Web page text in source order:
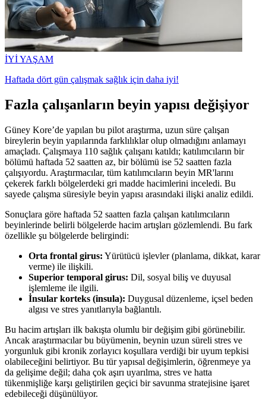
İYİ YAŞAM
Haftada dört gün çalışmak sağlık için daha iyi!
Fazla çalışanların beyin yapısı değişiyor
Güney Kore’de yapılan bu pilot araştırma, uzun süre çalışan
bireylerin beyin yapılarında farklılıklar olup olmadığını anlamayı
amaçladı. Çalışmaya 110 sağlık çalışanı katıldı; katılımcıların bir
bölümü haftada 52 saatten az, bir bölümü ise 52 saatten fazla
çalışıyordu. Araştırmacılar, tüm katılımcıların beyin MR'larını
çekerek farklı bölgelerdeki gri madde hacimlerini inceledi. Bu
sayede çalışma süresiyle beyin yapısı arasındaki ilişki analiz edildi.
Sonuçlara göre haftada 52 saatten fazla çalışan katılımcıların
beyinlerinde belirli bölgelerde hacim artışları gözlemlendi. Bu fark
özellikle şu bölgelerde belirgindi:
Orta frontal girus: Yürütücü işlevler (planlama, dikkat, karar
verme) ile ilişkili.
Superior temporal girus: Dil, sosyal biliş ve duyusal
işlemleme ile ilgili.
İnsular korteks (insula): Duygusal düzenleme, içsel beden
algısı ve stres yanıtlarıyla bağlantılı.
Bu hacim artışları ilk bakışta olumlu bir değişim gibi görünebilir.
Ancak araştırmacılar bu büyümenin, beynin uzun süreli stres ve
yorgunluk gibi kronik zorlayıcı koşullara verdiği bir uyum tepkisi
olabileceğini belirtiyor. Bu tür yapısal değişimlerin, öğrenmeye ya
da gelişime değil; daha çok aşırı uyarılma, stres ve hatta
tükenmişliğe karşı geliştirilen geçici bir savunma stratejisine işaret
edebileceği düşünülüyor.